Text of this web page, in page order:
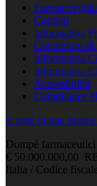
Contatti
Informativa
Condizioni di
Informativa
Informativa
Accessibilità
Compliance
si apre in una nuova
Dompé
€ 50.000.000,00
Italia / Codice